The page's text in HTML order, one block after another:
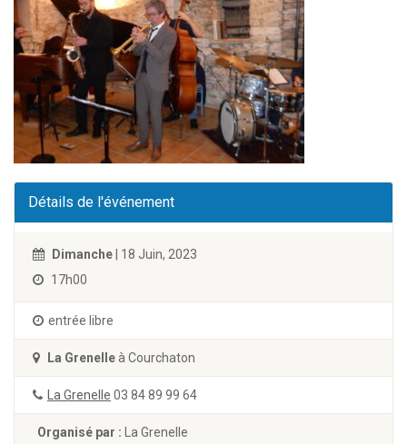
Détails de l'événement
Dimanche | 18 Juin, 2023
17h00
entrée libre
La Grenelleà Courchaton
La Grenelle 03 84 89 99 64
Organisé par : La Grenelle